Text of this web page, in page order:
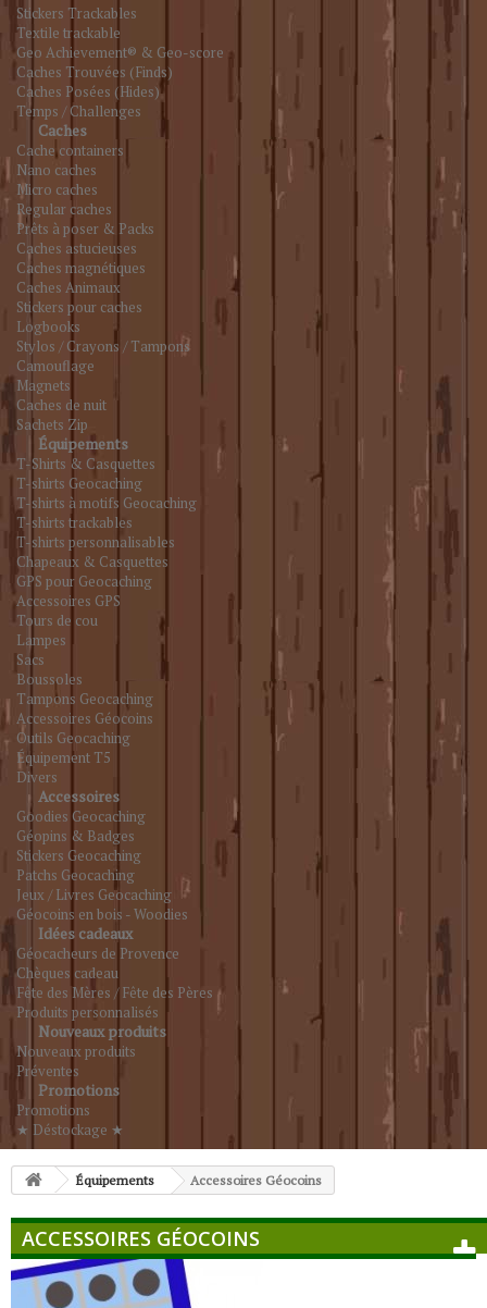
Stickers Trackables
Textile trackable
Geo Achievement® & Geo-score
Caches Trouvées (Finds)
Caches Posées (Hides)
Temps / Challenges
Caches
Cache containers
Nano caches
Micro caches
Regular caches
Prêts à poser & Packs
Caches astucieuses
Caches magnétiques
Caches Animaux
Stickers pour caches
Logbooks
Stylos / Crayons / Tampons
Camouflage
Magnets
Caches de nuit
Sachets Zip
Équipements
T-Shirts & Casquettes
T-shirts Geocaching
T-shirts à motifs Geocaching
T-shirts trackables
T-shirts personnalisables
Chapeaux & Casquettes
GPS pour Geocaching
Accessoires GPS
Tours de cou
Lampes
Sacs
Boussoles
Tampons Geocaching
Accessoires Géocoins
Outils Geocaching
Équipement T5
Divers
Accessoires
Goodies Geocaching
Géopins & Badges
Stickers Geocaching
Patchs Geocaching
Jeux / Livres Geocaching
Géocoins en bois - Woodies
Idées cadeaux
Géocacheurs de Provence
Chèques cadeau
Fête des Mères / Fête des Pères
Produits personnalisés
Nouveaux produits
Nouveaux produits
Préventes
Promotions
Promotions
★ Déstockage ★
Équipements Accessoires Géocoins
ACCESSOIRES GÉOCOINS